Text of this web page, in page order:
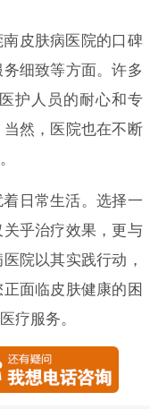
皮肤病医院的口碑
细致等方面。许多
护人员的耐心和专
然，医院也在不断
日常生活。选择一
乎治疗效果，更与
院以其实践行动，
面临皮肤健康的困
疗服务。